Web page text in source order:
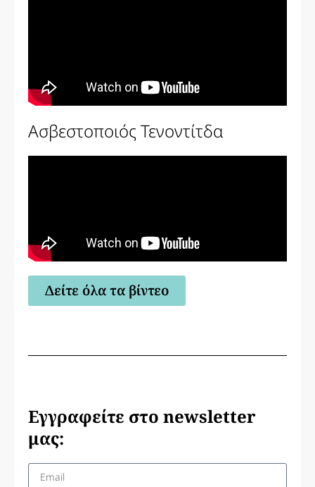
Ασβεστοποιός Τενοντίτδα
Δείτε όλα τα βίντεο
Εγγραφείτε στο newsletter
μας: